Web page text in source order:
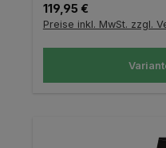
Regulärer Preis:
119,95 €
Preise inkl. MwSt. zzgl.